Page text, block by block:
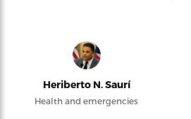
Heriberto N. Saurí
Health and emergencies